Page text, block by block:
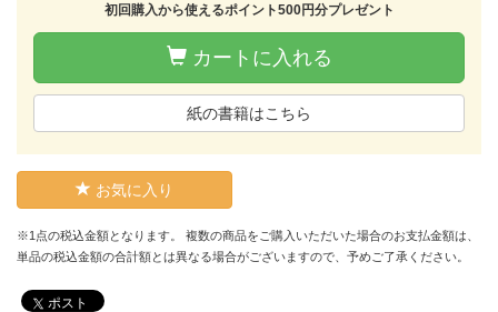
初回購入から使えるポイント500円分プレゼント
カートに入れる
紙の書籍はこちら
お気に入り
※1点の税込金額となります。 複数の商品をご購入いただいた場合のお支払金額は、
単品の税込金額の合計額とは異なる場合がございますので、予めご了承ください。
ポスト